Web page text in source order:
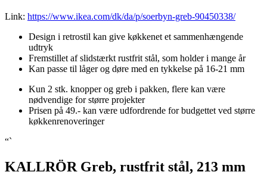
Link: https://www.ikea.com/dk/da/p/soerbyn-greb-90450338/
Design i retrostil kan give køkkenet et sammenhængende
udtryk
Fremstillet af slidstærkt rustfrit stål, som holder i mange år
Kan passe til låger og døre med en tykkelse på 16-21 mm
Kun 2 stk. knopper og greb i pakken, flere kan være
nødvendige for større projekter
Prisen på 49.- kan være udfordrende for budgettet ved større
køkkenrenoveringer
“`
KALLRÖR Greb, rustfrit stål, 213 mm